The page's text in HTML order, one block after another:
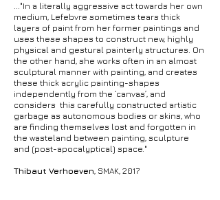
..."In a literally aggressive act towards her own
medium, Lefebvre sometimes tears thick
layers of paint from her former paintings and
uses these shapes to construct new, highly
physical and gestural painterly structures. On
the other hand, she works often in an almost
sculptural manner with painting, and creates
these thick acrylic painting-shapes
independently from the ‘canvas’, and
considers this carefully constructed artistic
garbage as autonomous bodies or skins, who
are finding themselves lost and forgotten in
the wasteland between painting, sculpture
and (post-apocalyptical) space."
Thibaut Verhoeven, SMAK, 2017